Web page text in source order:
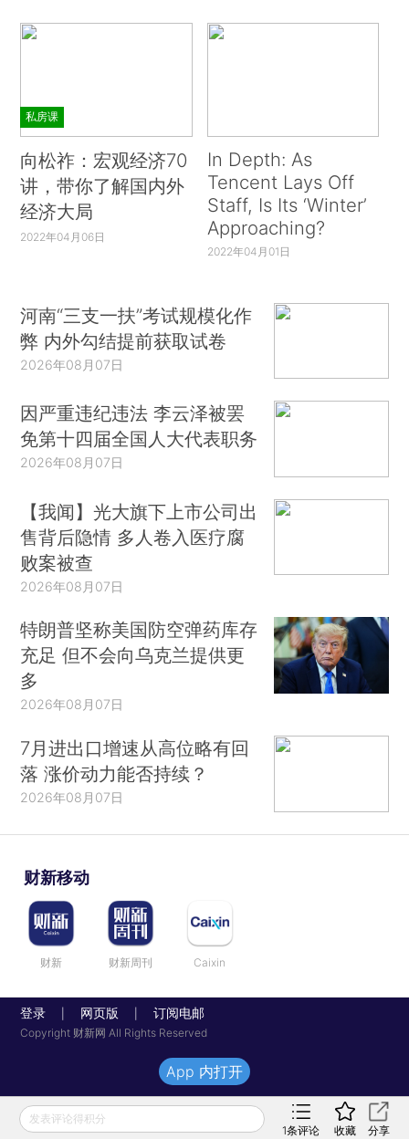
私房课
向松祚：宏观经济70
讲，带你了解国内外
经济大局
2022年04月06日
In Depth: As
Tencent Lays Off
Staff, Is Its ‘Winter’
Approaching?
2022年04月01日
河南“三支一扶”考试规模化作
弊 内外勾结提前获取试卷
2026年08月07日
因严重违纪违法 李云泽被罢
免第十四届全国人大代表职务
2026年08月07日
【我闻】光大旗下上市公司出
售背后隐情 多人卷入医疗腐
败案被查
2026年08月07日
特朗普坚称美国防空弹药库存
充足 但不会向乌克兰提供更
多
2026年08月07日
7月进出口增速从高位略有回
落 涨价动力能否持续？
2026年08月07日
财新移动
财新 财新周刊 Caixin
登录 网页版 订阅电邮
Copyright 财新网 All Rights Reserved
发表评论得积分
1条评论 收藏 分享
App 内打开